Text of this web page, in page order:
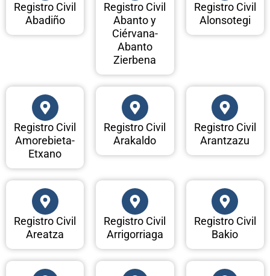
Registro Civil
Abadiño
Registro Civil
Abanto y
Ciérvana-
Abanto
Zierbena
Registro Civil
Alonsotegi
Registro Civil
Amorebieta-
Etxano
Registro Civil
Arakaldo
Registro Civil
Arantzazu
Registro Civil
Areatza
Registro Civil
Arrigorriaga
Registro Civil
Bakio